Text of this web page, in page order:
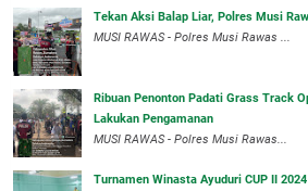
Tekan Aksi Balap Liar, Polres Musi
MUSI RAWAS - Polres Musi Rawas ...
Ribuan Penonton Padati Grass Track
Lakukan Pengamanan
MUSI RAWAS - Polres Musi Rawas...
Turnamen Winasta Ayuduri CUP II